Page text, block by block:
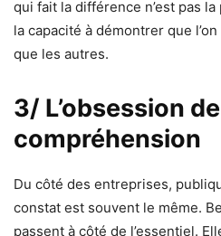
qui fait la différence n’est pas
la capacité à démontrer que
que les autres.
3/ L’obsession
compréhension
Du côté des entreprises,
constat est souvent le même.
passent à côté de l’essentiel.